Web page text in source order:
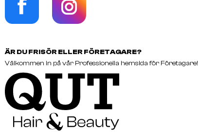
ÄR DU FRISÖR ELLER FÖRETAGARE?
Välkommen in på vår Professionella hemsida för Företagare!